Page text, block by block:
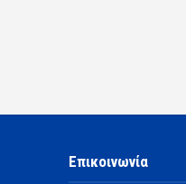
Επικοινωνία